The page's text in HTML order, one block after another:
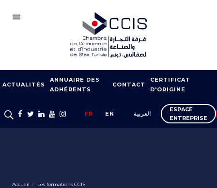
CCIS
FORMATION
ACTUALITÉS
ANNUAIRE DES
ADHÉRENTS
CONTACT
CERTIFICAT
D'ORIGINE
FR EN العربية
ESPACE
ENTREPRISE
Accueil Les formations CCIS